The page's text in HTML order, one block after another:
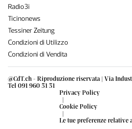
@CdT.ch - Riproduzione riservata | Via
Tel 091 960 31 31
Privacy Policy
|
Cookie Policy
|
Le tue preferenze relative
Radio3i
Ticinonews
Tessiner Zeitung
Condizioni di Utilizzo
Condizioni di Vendita